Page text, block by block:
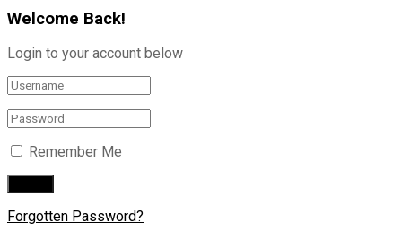
Welcome Back!
Login to your account below
Remember Me
Forgotten Password?